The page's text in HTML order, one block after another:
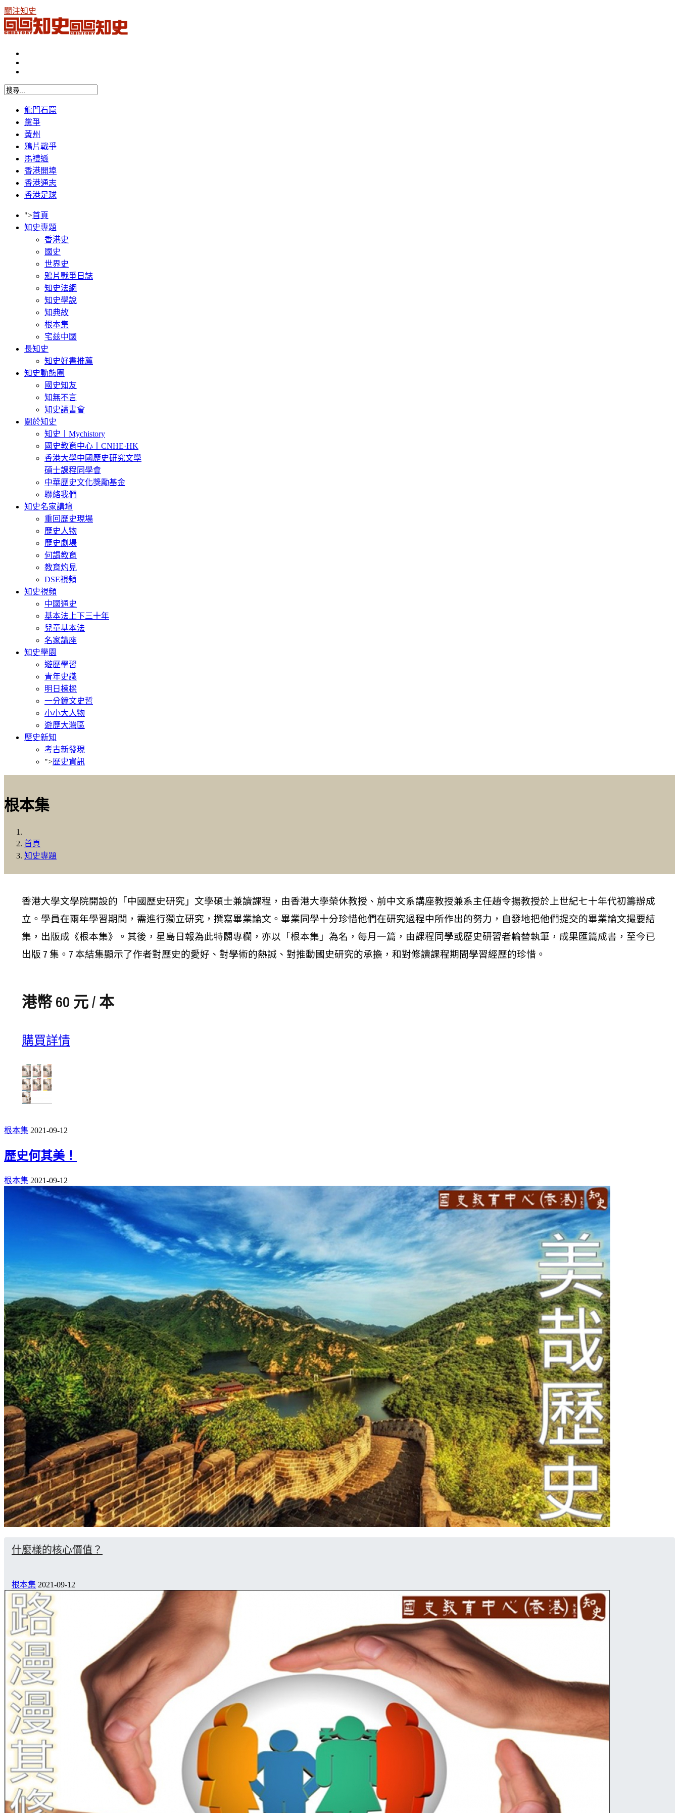
關注知史
龍門石窟
黨爭
黃州
鴉片戰爭
馬禮遜
香港開埠
香港通志
香港足球
">首頁
知史專題
香港史
國史
世界史
鴉片戰爭日誌
知史法網
知史學說
知典故
根本集
宅兹中國
長知史
知史好書推薦
知史動態圈
國史知友
知無不言
知史讀書會
關於知史
知史丨Mychistory
國史教育中心丨CNHE·HK
香港大學中國歷史研究文學
碩士課程同學會
中華歷史文化獎勵基金
聯絡我們
知史名家講壇
重回歷史現場
歷史人物
歷史劇場
何謂教育
教育灼見
DSE視頻
知史視頻
中國通史
基本法上下三十年
兒童基本法
名家講座
知史學園
遊歷學習
青年史識
明日棟樑
一分鐘文史哲
小小大人物
遊歷大灣區
歷史新知
考古新發現
">歷史資訊
根本集
首頁
知史專題
香港大學文學院開設的「中國歷史研究」文學碩士兼讀課程，由香港大學榮休教授、前中文系講座教授兼系主任趙令揚教授於上世紀七十年代初籌辦成
立。學員在兩年學習期間，需進行獨立研究，撰寫畢業論文。畢業同學十分珍惜他們在研究過程中所作出的努力，自發地把他們提交的畢業論文撮要結
集，出版成《根本集》。其後，星島日報為此特闢專欄，亦以「根本集」為名，每月一篇，由課程同學或歷史研習者輪替執筆，成果匯篇成書，至今已
出版 7 集。7 本結集顯示了作者對歷史的愛好、對學術的熱誠、對推動國史研究的承擔，和對修讀課程期間學習經歷的珍惜。
港幣 60 元 / 本
購買詳情
根本集 2021-09-12
歷史何其美！
根本集 2021-09-12
什麼樣的核心價值？
根本集 2021-09-12